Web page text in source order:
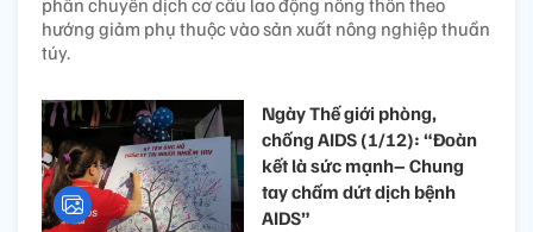
phần chuyển dịch cơ cấu lao động nông thôn theo
hướng giảm phụ thuộc vào sản xuất nông nghiệp thuần
túy.
Ngày Thế giới phòng,
chống AIDS (1/12): “Đoàn
kết là sức mạnh– Chung
tay chấm dứt dịch bệnh
AIDS”